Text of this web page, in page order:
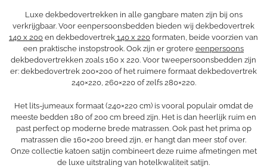
Luxe dekbedovertrekken in alle gangbare maten zijn bij ons
verkrijgbaar. Voor eenpersoonsbedden bieden wij dekbedovertrek
140 x 200 en dekbedovertrek 140 x 220 formaten, beide voorzien van
een praktische instopstrook. Ook zijn er grotere eenpersoons
dekbedovertrekken zoals 160 x 220. Voor tweepersoonsbedden zijn
er: dekbedovertrek 200×200 of het ruimere formaat dekbedovertrek
240×220, 260×220 of zelfs 280×220.
Het lits-jumeaux formaat (240×220 cm) is vooral populair omdat de
meeste bedden 180 of 200 cm breed zijn. Het is dan heerlijk ruim en
past perfect op moderne brede matrassen. Ook past het prima op
matrassen die 160×200 breed zijn, er hangt dan meer stof over.
Onze collectie katoen satijn combineert deze ruime afmetingen met
de luxe uitstraling van hotelkwaliteit satijn.